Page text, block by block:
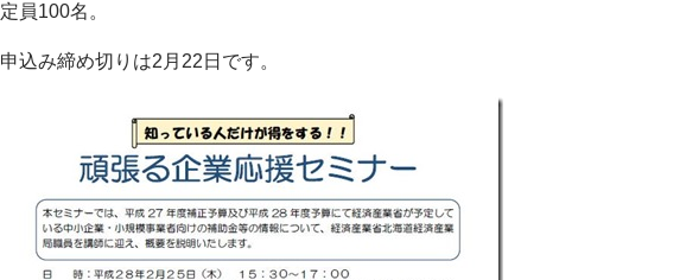
定員100名。
申込み締め切りは2月22日です。